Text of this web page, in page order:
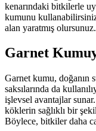
kenarındaki bitkilerle
kumunu
alan yaratmış olursunuz.
Garnet
Garnet kumu, doğanın
saksılarında da
işlevsel avantajlar
köklerin sağlıklı bir
Böylece, bitkiler daha